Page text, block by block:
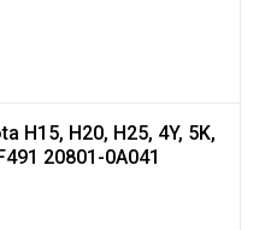
H15, H20, H25, 4Y, 5K,
20801-0A041